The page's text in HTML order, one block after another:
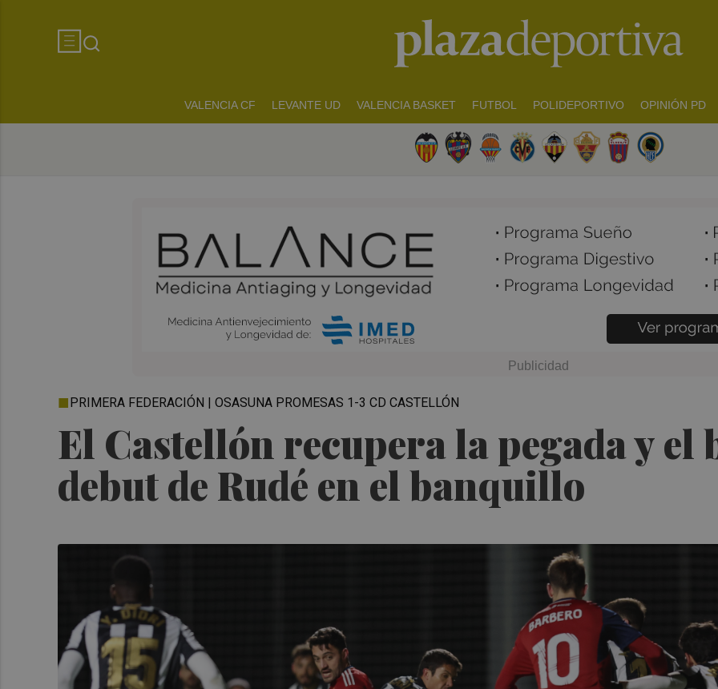
VALENCIA CF LEVANTE UD VALENCIA BASKET FUTBOL POLIDEPORTIVO OPINIÓN PD
El Castellón recupera la pegada y el
debut de Rudé en el banquillo
PRIMERA FEDERACIÓN | OSASUNA PROMESAS 1-3 CD CASTELLÓN